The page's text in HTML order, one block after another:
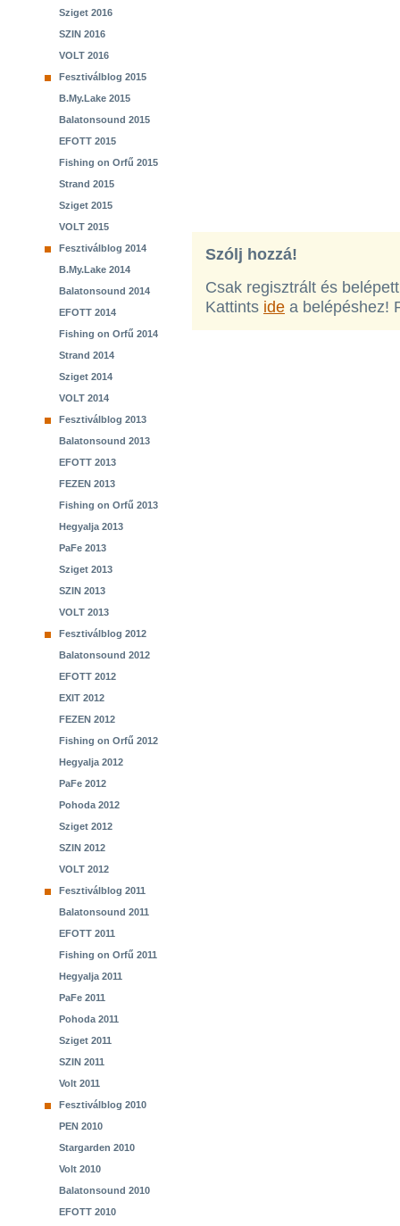
Sziget 2016
SZIN 2016
VOLT 2016
Fesztiválblog 2015
B.My.Lake 2015
Balatonsound 2015
EFOTT 2015
Fishing on Orfű 2015
Strand 2015
Sziget 2015
VOLT 2015
Fesztiválblog 2014
B.My.Lake 2014
Balatonsound 2014
EFOTT 2014
Fishing on Orfű 2014
Strand 2014
Sziget 2014
VOLT 2014
Fesztiválblog 2013
Balatonsound 2013
EFOTT 2013
FEZEN 2013
Fishing on Orfű 2013
Hegyalja 2013
PaFe 2013
Sziget 2013
SZIN 2013
VOLT 2013
Fesztiválblog 2012
Balatonsound 2012
EFOTT 2012
EXIT 2012
FEZEN 2012
Fishing on Orfű 2012
Hegyalja 2012
PaFe 2012
Pohoda 2012
Sziget 2012
SZIN 2012
VOLT 2012
Fesztiválblog 2011
Balatonsound 2011
EFOTT 2011
Fishing on Orfű 2011
Hegyalja 2011
PaFe 2011
Pohoda 2011
Sziget 2011
SZIN 2011
Volt 2011
Fesztiválblog 2010
PEN 2010
Stargarden 2010
Volt 2010
Balatonsound 2010
EFOTT 2010
Szólj hozzá!
Csak regisztrált és
Kattints ide a belépéshez!